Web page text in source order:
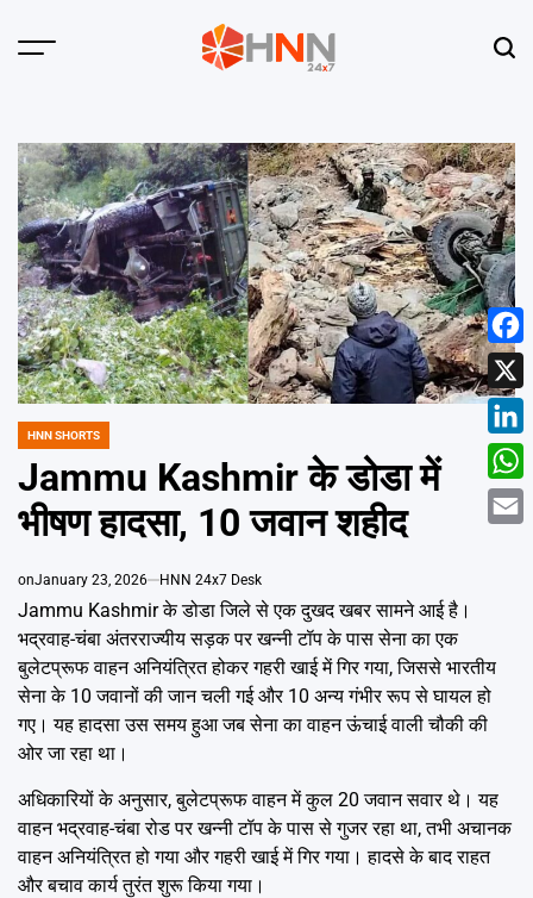
Menu
POSTED
HNN SHORTS
Jammu Kashmir के डोडा में
भीषण हादसा, 10 जवान शहीद
onJanuary 23, 2026 HNN 24x7 Desk
Jammu Kashmir के डोडा जिले से एक दुखद खबर सामने आई है।
भद्रवाह-चंबा अंतरराज्यीय सड़क पर खन्नी टॉप के पास सेना का एक
बुलेटप्रूफ वाहन अनियंत्रित होकर गहरी खाई में गिर गया, जिससे भारतीय
सेना के 10 जवानों की जान चली गई और 10 अन्य गंभीर रूप से घायल हो
गए। यह हादसा उस समय हुआ जब सेना का वाहन ऊंचाई वाली चौकी की
ओर जा रहा था।
अधिकारियों के अनुसार, बुलेटप्रूफ वाहन में कुल 20 जवान सवार थे। यह
वाहन भद्रवाह-चंबा रोड पर खन्नी टॉप के पास से गुजर रहा था, तभी अचानक
वाहन अनियंत्रित हो गया और गहरी खाई में गिर गया। हादसे के बाद राहत
और बचाव कार्य तुरंत शुरू किया गया।
X